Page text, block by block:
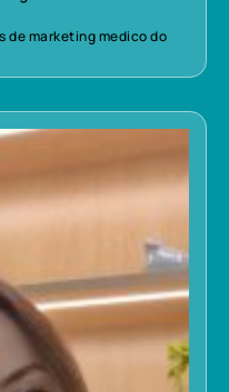
de marketing medico do